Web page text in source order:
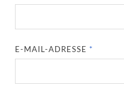
E-MAIL-ADRESSE *